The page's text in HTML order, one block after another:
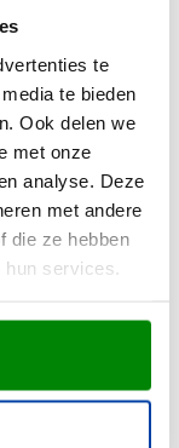
te
te bieden
Ook delen we
met onze
analyse. Deze
met andere
die ze hebben
services.